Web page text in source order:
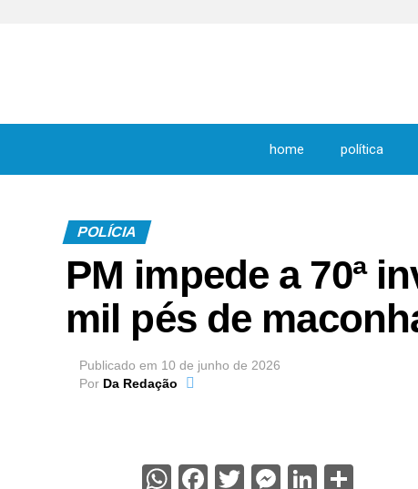
home política
POLÍCIA
PM impede a 70ª
mil pés de
Publicado em 10 de junho de 2026
Por Da Redação
WhatsApp
Facebook
Twitter
Messenger
LinkedIn